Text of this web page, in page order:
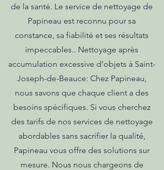
de la santé. Le service de nettoyage de
Papineau est reconnu pour sa
constance, sa fiabilité et ses résultats
impeccables.. Nettoyage après
accumulation excessive d’objets à Saint-
Joseph-de-Beauce: Chez Papineau,
nous savons que chaque client a des
besoins spécifiques. Si vous cherchez
des tarifs de nos services de nettoyage
abordables sans sacrifier la qualité,
Papineau vous offre des solutions sur
mesure. Nous nous chargeons de